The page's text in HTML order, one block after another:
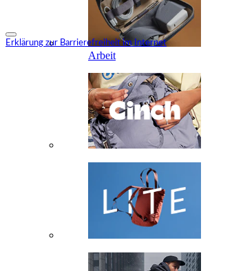
Erklärung zur Barrierefreiheit im Internet
Arbeit